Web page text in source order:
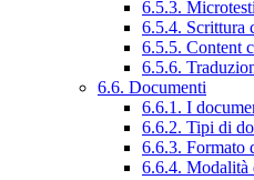
6.5.3. Microtesti
6.5.4. Scrittura
6.5.5. Content
6.5.6.
6.6. Documenti
6.6.1. I
6.6.2. Tipi di
6.6.3. Formato
6.6.4. Modalità